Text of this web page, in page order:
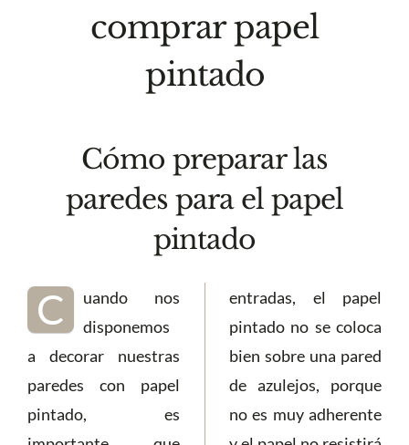
comprar papel
pintado
Cómo preparar las
paredes para el papel
pintado
C
uando nos
disponemos
a decorar nuestras
paredes con papel
pintado, es
entradas, el papel
pintado no se coloca
bien sobre una pared
de azulejos, porque
no es muy adherente